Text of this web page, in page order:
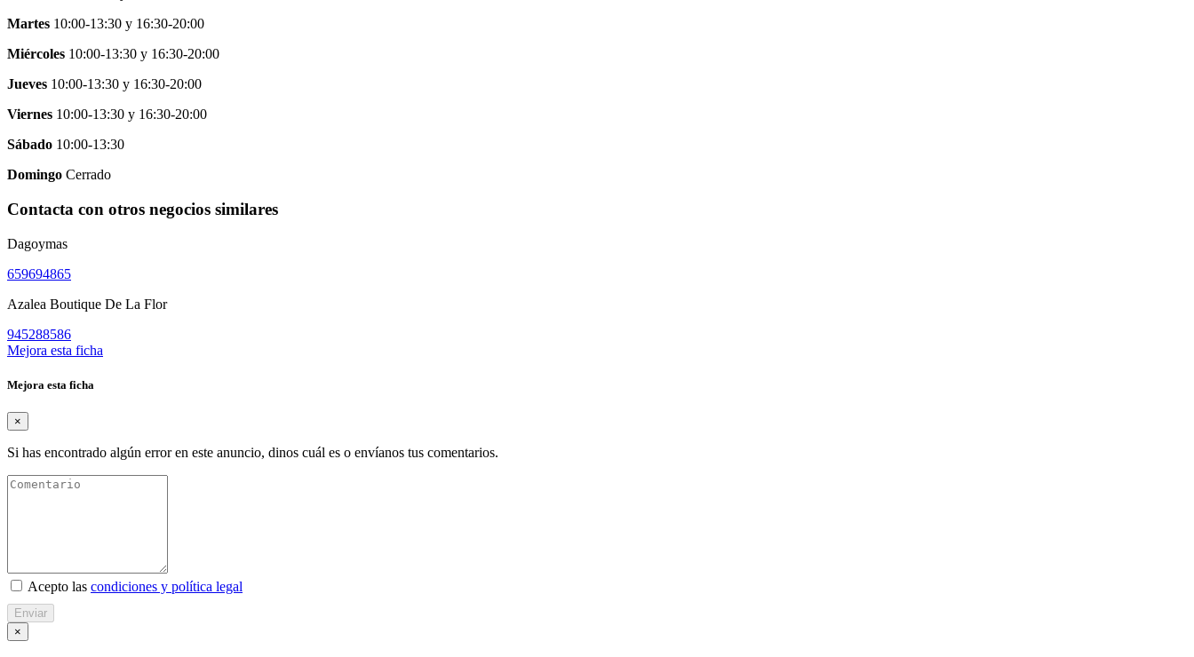
Martes 10:00-13:30 y 16:30-20:00
Miércoles 10:00-13:30 y 16:30-20:00
Jueves 10:00-13:30 y 16:30-20:00
Viernes 10:00-13:30 y 16:30-20:00
Sábado 10:00-13:30
Domingo Cerrado
Contacta con otros negocios similares
Dagoymas
659694865
Azalea Boutique De La Flor
945288586
Mejora esta ficha
Mejora esta ficha
×
Si has encontrado algún error en este anuncio, dinos cuál es o envíanos tus comentarios.
Acepto las condiciones y política legal
Enviar
×